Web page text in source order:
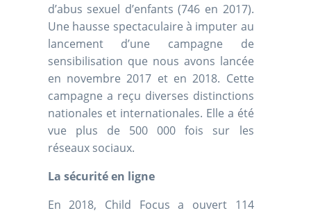
d’abus sexuel d’enfants (746 en 2017).
Une hausse spectaculaire à imputer au
lancement d’une campagne de
sensibilisation que nous avons lancée
en novembre 2017 et en 2018. Cette
campagne a reçu diverses distinctions
nationales et internationales. Elle a été
vue plus de 500 000 fois sur les
réseaux sociaux.
La sécurité en ligne
En 2018, Child Focus a ouvert 114